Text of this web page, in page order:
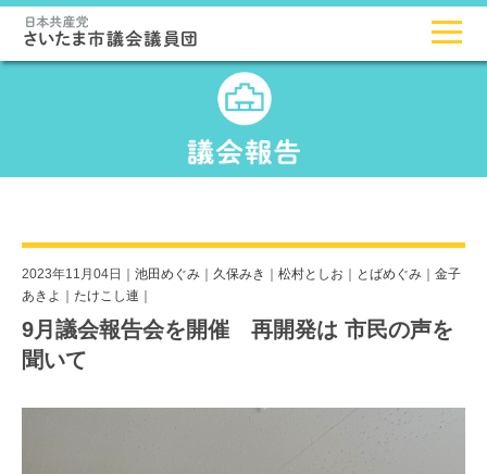
2023年11月04日｜ 池田めぐみ 久保みき 松村としお とばめぐみ
金子
あきよ
たけこし連
9月議会報告会を開催 再開発は 市民の声を
聞いて